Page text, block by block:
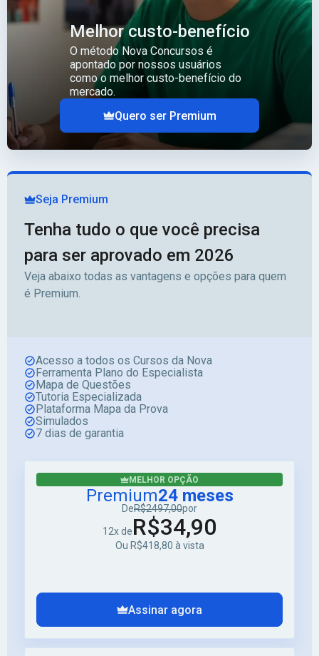
Melhor custo-benefício
O método Nova Concursos é
apontado por nossos usuários
como o melhor custo-benefício do
mercado.
Quero ser Premium
Seja Premium
Tenha tudo o que você precisa
para ser aprovado em 2026
Veja abaixo todas as vantagens e opções para quem
é Premium.
Acesso a todos os Cursos da Nova
Ferramenta Plano do Especialista
Mapa de Questões
Tutoria Especializada
Plataforma Mapa da Prova
Simulados
7 dias de garantia
MELHOR OPÇÃO
Premium24 meses
DeR$2497,00por
12x deR$34,90
Ou R$418,80 à vista
Assinar agora